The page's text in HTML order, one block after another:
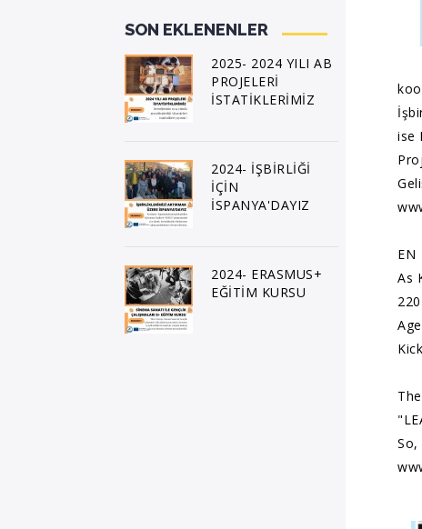
ise
EN
As
SON EKLENENLER
2025- 2024 YILI AB
PROJELERİ
İSTATİKLERİMİZ
2024- İŞBİRLİĞİ
İÇİN
İSPANYA'DAYIZ
2024- ERASMUS+
EĞİTİM KURSU